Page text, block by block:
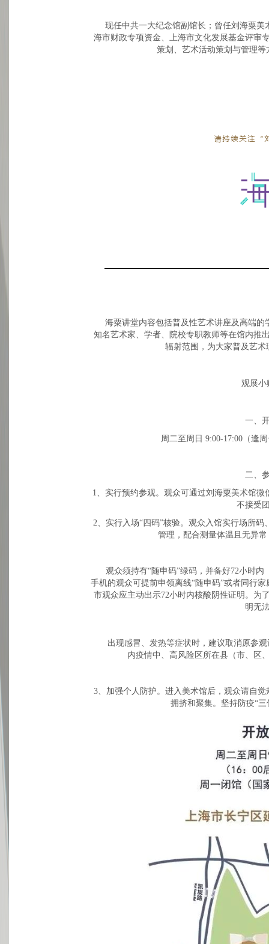
现任中共一大纪念馆副馆长；曾任刘海粟
海市财政专项资金、上海市文化发展基金评审
策划、艺术活动策划与管理
海粟讲堂内容包括普及性艺术讲座及高端
知名艺术家、学者、院校专职教师等在馆内推
辐射范围，为大家普及艺
观展小
一、
周二至周日 9:00-17:00（逢
二、
1、实行预约参观。观众可通过刘海粟美术馆
不接受
2、实行入场“四码”核验。观众入馆实行场所
管理，配合测量体温且无异
观众须持有“随申码”绿码，并备好72小时
手机的观众可提前申领离线“随申码”或者同行
市观众应主动出示72小时内核酸阴性证明。为
明无
出现感冒、发热等症状时，建议取消原参
内疫情中、高风险区所在县（市、区
3、加强个人防护。进入美术馆后，观众请自
拥挤和聚集。坚持防疫“